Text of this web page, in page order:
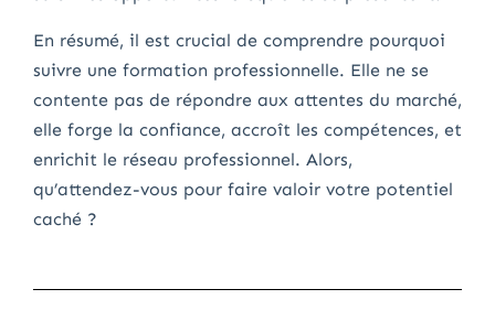
En résumé, il est crucial de comprendre pourquoi
suivre une formation professionnelle. Elle ne se
contente pas de répondre aux attentes du marché,
elle forge la confiance, accroît les compétences, et
enrichit le réseau professionnel. Alors,
qu’attendez-vous pour faire valoir votre potentiel
caché ?